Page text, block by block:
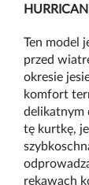
Ten model
przed
okresie
komfort
delikatnym
tę kurtkę,
rękawach